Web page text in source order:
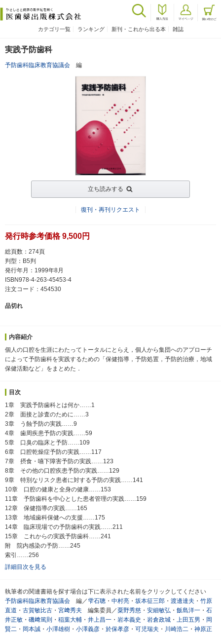
カテゴリ一覧 ランキング 新刊・これから出る本 雑誌
実践予防歯科
予防歯科臨床教育協議会 編
立ち読みする
復刊・再刊リクエスト
発行時参考価格 9,500円
総頁数：274頁
判型：B5判
発行年月：1999年8月
ISBN978-4-263-45453-4
注文コード：454530
品切れ
内容紹介
個人の口腔を生涯にわたってトータルにとらえ，個人から集団へのアプローチ
によって予防歯科を実践するための「保健指導，予防処置，予防的治療，地域
保健活動など」をまとめた．
目次
1章 実践予防歯科とは何か……1
2章 面接と診査のために……3
3章 う蝕予防の実践……9
4章 歯周疾患予防の実践……59
5章 口臭の臨床と予防……109
6章 口腔乾燥症予防の実践……117
7章 摂食・嚥下障害予防の実践……123
8章 その他の口腔疾患予防の実践……129
9章 特別なリスク患者に対する予防の実践……141
10章 口腔の健康と全身の健康……153
11章 予防歯科を中心とした患者管理の実践……159
12章 保健指導の実践……165
13章 地域歯科保健への支援……175
14章 臨床現場での予防歯科の実践……211
15章 これからの実践予防歯科……241
附 院内感染の予防……245
索引……256
詳細目次を見る
執筆者の関連書籍を探す場合は下に表示された名前をクリックしてください
予防歯科臨床教育協議会 編／ 雫石聰 ・ 中村亮 ・ 坂本征三郎 ・ 渡邊達夫 ・ 竹原
直道 ・ 古賀敏比古 ・ 宮﨑秀夫 編集委員／粟野秀慈 ・ 安細敏弘 ・ 飯島洋一 ・ 石
井正敏 ・ 磯﨑篤則 ・ 稲葉大輔 ・ 井上昌一 ・ 岩本義史 ・ 岩倉政城 ・ 上田五男 ・ 岡
賢二 ・ 岡本誠 ・ 小澤雄樹 ・ 小澤義彦 ・ 於保孝彦 ・ 可児瑞夫 ・ 川崎浩二 ・ 神原正